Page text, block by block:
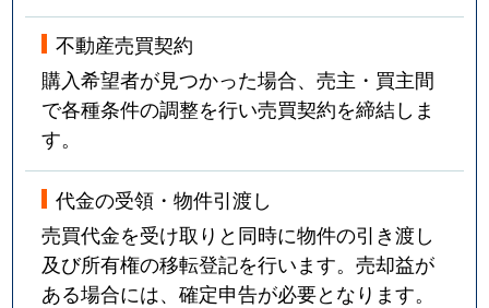
不動産売買契約
購入希望者が見つかった場合、売主・買主間
で各種条件の調整を行い売買契約を締結しま
す。
代金の受領・物件引渡し
売買代金を受け取りと同時に物件の引き渡し
及び所有権の移転登記を行います。売却益が
ある場合には、確定申告が必要となります。